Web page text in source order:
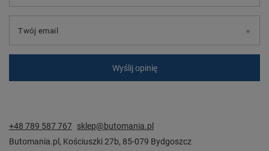
Twój email
Wyślij opinię
+48 789 587 767 sklep@butomania.pl
Butomania.pl , Kościuszki 27b, 85-079 Bydgoszcz